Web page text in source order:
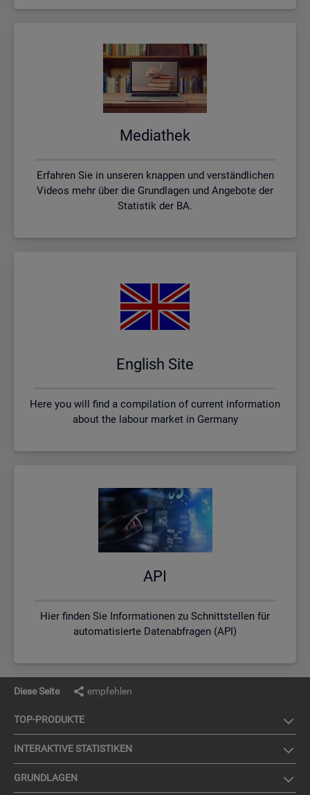
Me­dia­thek
Erfahren Sie in unseren knappen und verständlichen
Videos mehr über die Grundlagen und Angebote der
Statistik der BA.
English Site
Here you will find a compilation of current information
about the labour market in Germany
API
Hier finden Sie Informationen zu Schnittstellen für
automatisierte Datenabfragen (API)
Diese Seite empfehlen
TOP-PRO­DUK­TE
IN­TER­AK­TI­VE STA­TIS­TI­KEN
GRUND­LA­GEN